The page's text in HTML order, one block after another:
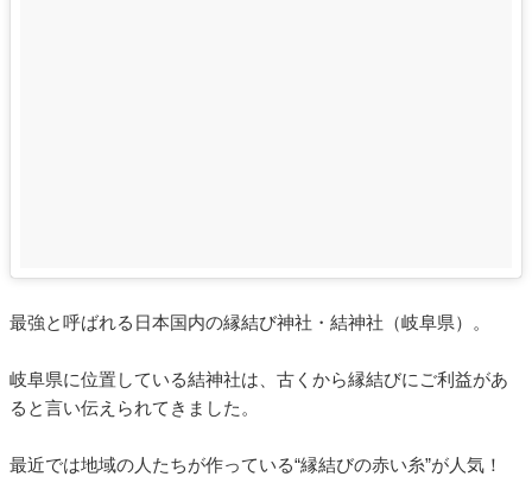
最強と呼ばれる日本国内の縁結び神社・結神社（岐阜県）。
岐阜県に位置している結神社は、古くから縁結びにご利益があ
ると言い伝えられてきました。
最近では地域の人たちが作っている“縁結びの赤い糸”が人気！